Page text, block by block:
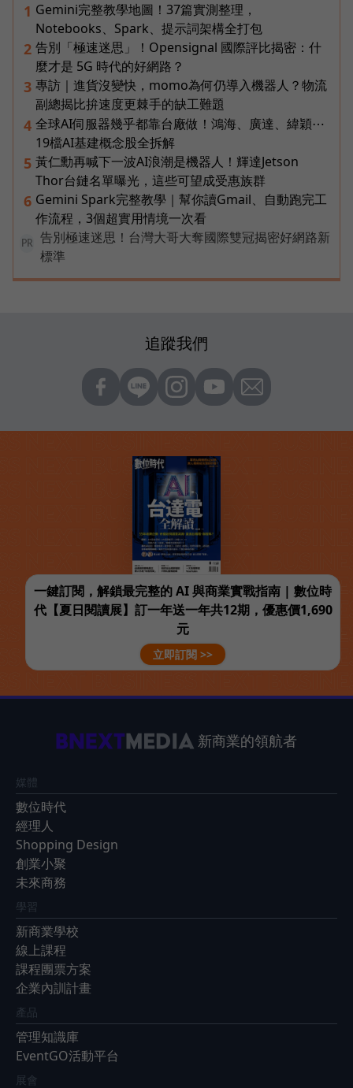
1 Gemini完整教學地圖！37篇實測整理，
Notebooks、Spark、提示詞架構全打包
2 告別「極速迷思」！Opensignal 國際評比揭密：什
麼才是 5G 時代的好網路？
3 專訪｜進貨沒變快，momo為何仍導入機器人？物流
副總揭比拚速度更棘手的缺工難題
4 全球AI伺服器幾乎都靠台廠做！鴻海、廣達、緯穎⋯
19檔AI基建概念股全拆解
5 黃仁勳再喊下一波AI浪潮是機器人！輝達Jetson
Thor台鏈名單曝光，這些可望成受惠族群
6 Gemini Spark完整教學｜幫你讀Gmail、自動跑完工
作流程，3個超實用情境一次看
PR
告別極速迷思！台灣大哥大奪國際雙冠揭密好網路新
標準
追蹤我們
一鍵訂閱，解鎖最完整的 AI 與商業實戰指南 | 數位時
代【夏日閱讀展】訂一年送一年共12期，優惠價1,690
元
立即訂閱 >>
新商業的領航者
媒體
數位時代
經理人
Shopping Design
創業小聚
未來商務
學習
新商業學校
線上課程
課程團票方案
企業內訓計畫
產品
管理知識庫
EventGO活動平台
展會